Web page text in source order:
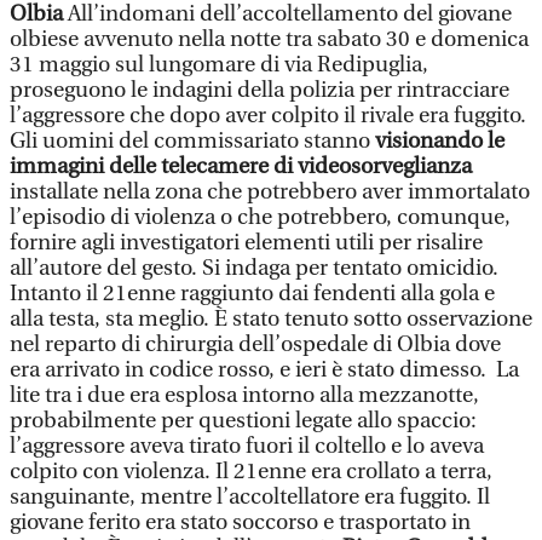
OlbiaAll’indomani dell’accoltellamento del giovane
olbiese avvenuto nella notte tra sabato 30 e domenica
31 maggio sul lungomare di via Redipuglia,
proseguono le indagini della polizia per rintracciare
l’aggressore che dopo aver colpito il rivale era fuggito.
Gli uomini del commissariato stannovisionando le
immagini delle telecamere di videosorveglianza
installate nella zona che potrebbero aver immortalato
l’episodio di violenza o che potrebbero, comunque,
fornire agli investigatori elementi utili per risalire
all’autore del gesto. Si indaga per tentato omicidio.
Intanto il 21enne raggiunto dai fendenti alla gola e
alla testa, sta meglio. È stato tenuto sotto osservazione
nel reparto di chirurgia dell’ospedale di Olbia dove
era arrivato in codice rosso, e ieri è stato dimesso. La
lite tra i due era esplosa intorno alla mezzanotte,
probabilmente per questioni legate allo spaccio:
l’aggressore aveva tirato fuori il coltello e lo aveva
colpito con violenza. Il 21enne era crollato a terra,
sanguinante, mentre l’accoltellatore era fuggito. Il
giovane ferito era stato soccorso e trasportato in